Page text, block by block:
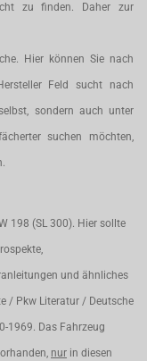
zu finden. Daher zur
Hier können Sie nach
Feld sucht nach
sondern auch unter
suchen möchten,
198 (SL 300). Hier sollte
und ähnliches
/ Pkw Literatur / Deutsche
1969. Das Fahrzeug
nur in diesen